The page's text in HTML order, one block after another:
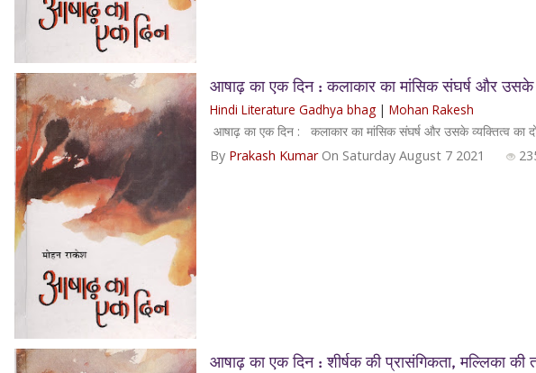
आषाढ़ का एक दिन : कलाकार का मांसिक संघर्ष और उसके
Hindi Literature Gadhya bhag| Mohan Rakesh
आषाढ़ का एक दिन : कलाकार का मांसिक संघर्ष और उसके व्यक्तित्व का
By Prakash KumarOn Saturday August 7 2021
आषाढ़ का एक दिन : शीर्षक की प्रासंगिकता, मल्लिका की